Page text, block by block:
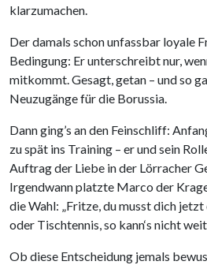
klarzumachen.
Der damals schon unfassbar loyale
Bedingung: Er unterschreibt nur,
mitkommt. Gesagt, getan – und so
Neuzugänge für die Borussia.
Dann ging’s an den Feinschliff:
zu spät ins Training – er und sein
Auftrag der Liebe in der Lörracher
Irgendwann platzte Marco der
die Wahl: „Fritze, du musst dich
oder Tischtennis, so kann‘s nicht
Ob diese Entscheidung jemals